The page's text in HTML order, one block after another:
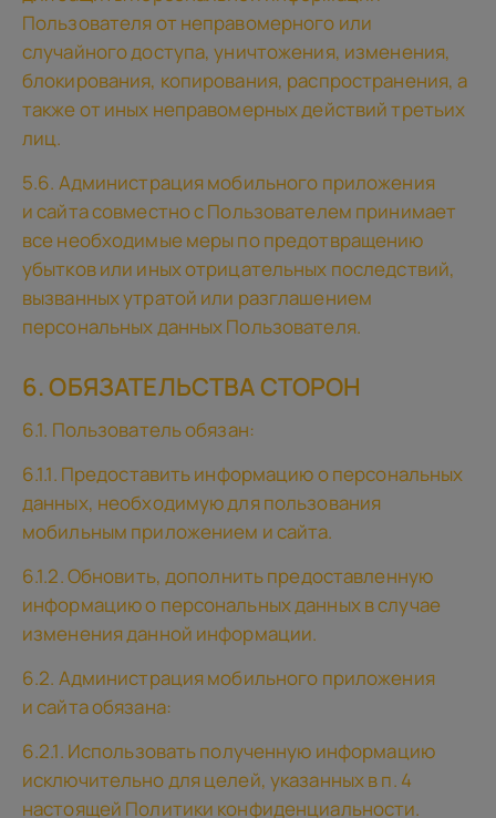
Пользователя от неправомерного или
случайного доступа, уничтожения, изменения,
блокирования, копирования, распространения, а
также от иных неправомерных действий третьих
лиц.
5.6. Администрация мобильного приложения
и сайта совместно с Пользователем принимает
все необходимые меры по предотвращению
убытков или иных отрицательных последствий,
вызванных утратой или разглашением
персональных данных Пользователя.
6. ОБЯЗАТЕЛЬСТВА СТОРОН
6.1. Пользователь обязан:
6.1.1. Предоставить информацию о персональных
данных, необходимую для пользования
мобильным приложением и сайта.
6.1.2. Обновить, дополнить предоставленную
информацию о персональных данных в случае
изменения данной информации.
6.2. Администрация мобильного приложения
и сайта обязана:
6.2.1. Использовать полученную информацию
исключительно для целей, указанных в п. 4
настоящей Политики конфиденциальности.